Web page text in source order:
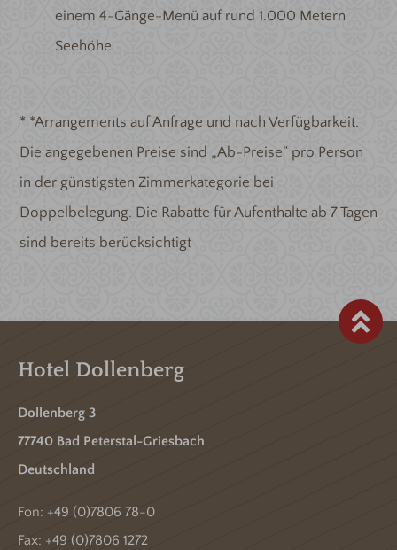
einem 4-Gänge-Menü auf rund 1.000 Metern
Seehöhe
**Arrangements auf Anfrage und nach Verfügbarkeit.
Die angegebenen Preise sind „Ab-Preise“ pro Person
in der günstigsten Zimmerkategorie bei
Doppelbelegung. Die Rabatte für Aufenthalte ab 7 Tagen
sind bereits berücksichtigt
Hotel Dollenberg
Dollenberg 3
77740 Bad Peterstal-Griesbach
Deutschland
Fon: +49 (0)7806 78-0
Fax: +49 (0)7806 1272